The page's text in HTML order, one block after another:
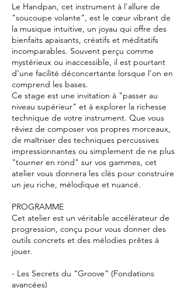
Le Handpan, cet instrument à l'allure de
"soucoupe volante", est le cœur vibrant de
la musique intuitive, un joyau qui offre des
bienfaits apaisants, créatifs et méditatifs
incomparables. Souvent perçu comme
mystérieux ou inaccessible, il est pourtant
d'une facilité déconcertante lorsque l'on en
comprend les bases.
Ce stage est une invitation à "passer au
niveau supérieur" et à explorer la richesse
technique de votre instrument. Que vous
rêviez de composer vos propres morceaux,
de maîtriser des techniques percussives
impressionnantes ou simplement de ne plus
"tourner en rond" sur vos gammes, cet
atelier vous donnera les clés pour construire
un jeu riche, mélodique et nuancé.
PROGRAMME
Cet atelier est un véritable accélérateur de
progression, conçu pour vous donner des
outils concrets et des mélodies prêtes à
jouer.
- Les Secrets du "Groove" (Fondations
avancées)